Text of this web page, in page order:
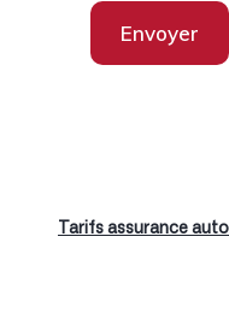
Envoyer
Tarifs assurance auto